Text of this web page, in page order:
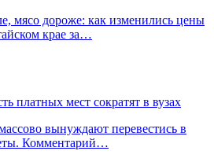
мясо дороже: как изменились цены
крае за…
платных мест сократят в вузах
вынуждают перевестись в
Комментарий…